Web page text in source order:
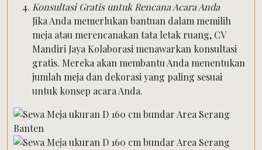
Konsultasi Gratis untuk Rencana Acara Anda
Jika Anda memerlukan bantuan dalam memilih
meja atau merencanakan tata letak ruang, CV
Mandiri Jaya Kolaborasi menawarkan konsultasi
gratis. Mereka akan membantu Anda menentukan
jumlah meja dan dekorasi yang paling sesuai
untuk konsep acara Anda.